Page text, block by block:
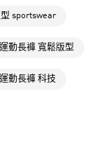
sportswear
運動長褲 寬鬆版型
運動長褲 科技